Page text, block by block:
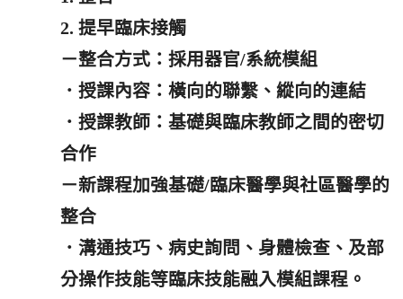
2. 提早臨床接觸
－整合方式：採用器官/系統模組
．授課內容：橫向的聯繫、縱向的連結
．授課教師：基礎與臨床教師之間的密切
合作
－新課程加強基礎/臨床醫學與社區醫學的
整合
．溝通技巧、病史詢問、身體檢查、及部
分操作技能等臨床技能融入模組課程。